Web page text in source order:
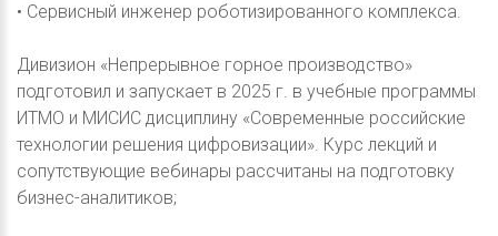
• Сервисный инженер роботизированного комплекса.
Дивизион «Непрерывное горное производство»
подготовил и запускает в 2025 г. в учебные программы
ИТМО и МИСИС дисциплину «Современные российские
технологии решения цифровизации». Курс лекций и
сопутствующие вебинары рассчитаны на подготовку
бизнес-аналитиков;